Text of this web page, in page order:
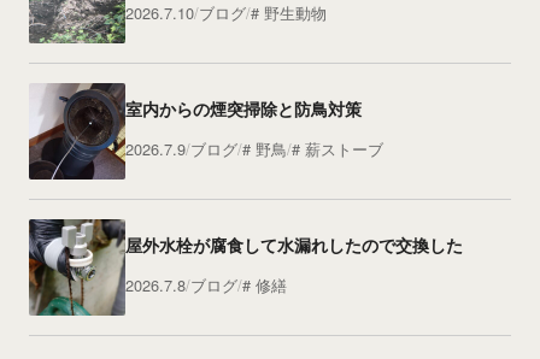
2026.7.10 ブログ 野生動物
室内からの煙突掃除と防鳥対策
2026.7.9 ブログ 野鳥 薪ストーブ
屋外水栓が腐食して水漏れしたので交換した
2026.7.8 ブログ 修繕